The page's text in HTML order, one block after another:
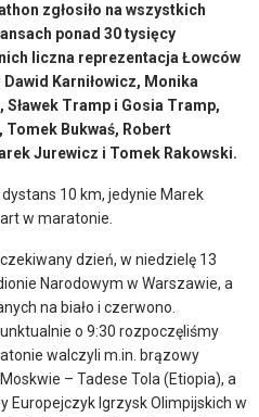
zgłosiło na wszystkich
ponad 30 tysięcy
liczna reprezentacja Łowców
Dawid Karniłowicz, Monika
Tramp i Gosia Tramp,
Tomek Bukwaś, Robert
Jurewicz i Tomek Rakowski.
10 km, jedynie Marek
w maratonie.
dzień, w niedzielę 13
Narodowym w Warszawie, a
na biało i czerwono.
o 9:30 rozpoczęliśmy
walczyli m.in. brązowy
– Tadese Tola (Etiopia), a
Europejczyk Igrzysk Olimpijskich w